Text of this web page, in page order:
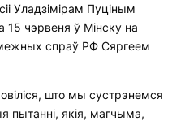
Уладзімірам Пуціным
15 чэрвеня ў Мінску на
спраў РФ Сяргеем
што мы сустрэнемся
пытанні, якія, магчыма,